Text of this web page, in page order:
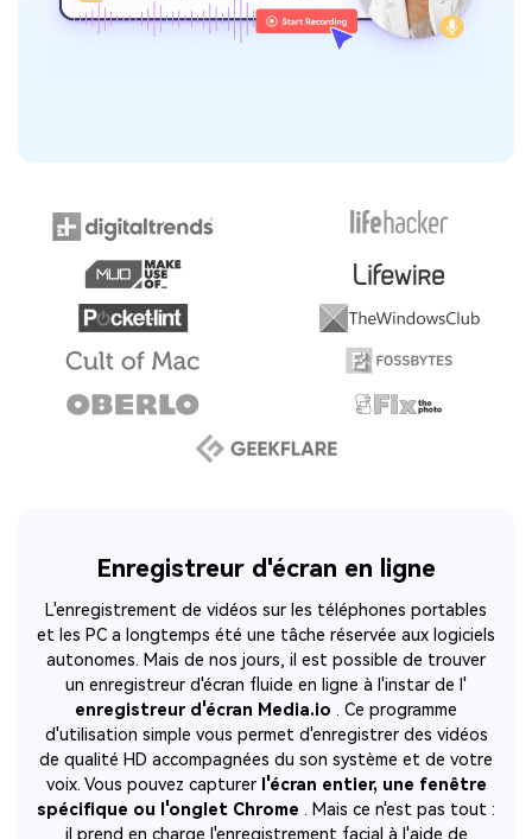
Enregistreur d'écran en ligne
L'enregistrement de vidéos sur les téléphones portables
et les PC a longtemps été une tâche réservée aux logiciels
autonomes. Mais de nos jours, il est possible de trouver
un enregistreur d'écran fluide en ligne à l'instar de l'
enregistreur d'écran Media.io . Ce programme
d'utilisation simple vous permet d'enregistrer des vidéos
de qualité HD accompagnées du son système et de votre
voix. Vous pouvez capturer l'écran entier, une fenêtre
spécifique ou l'onglet Chrome . Mais ce n'est pas tout :
il prend en charge l'enregistrement facial à l'aide de